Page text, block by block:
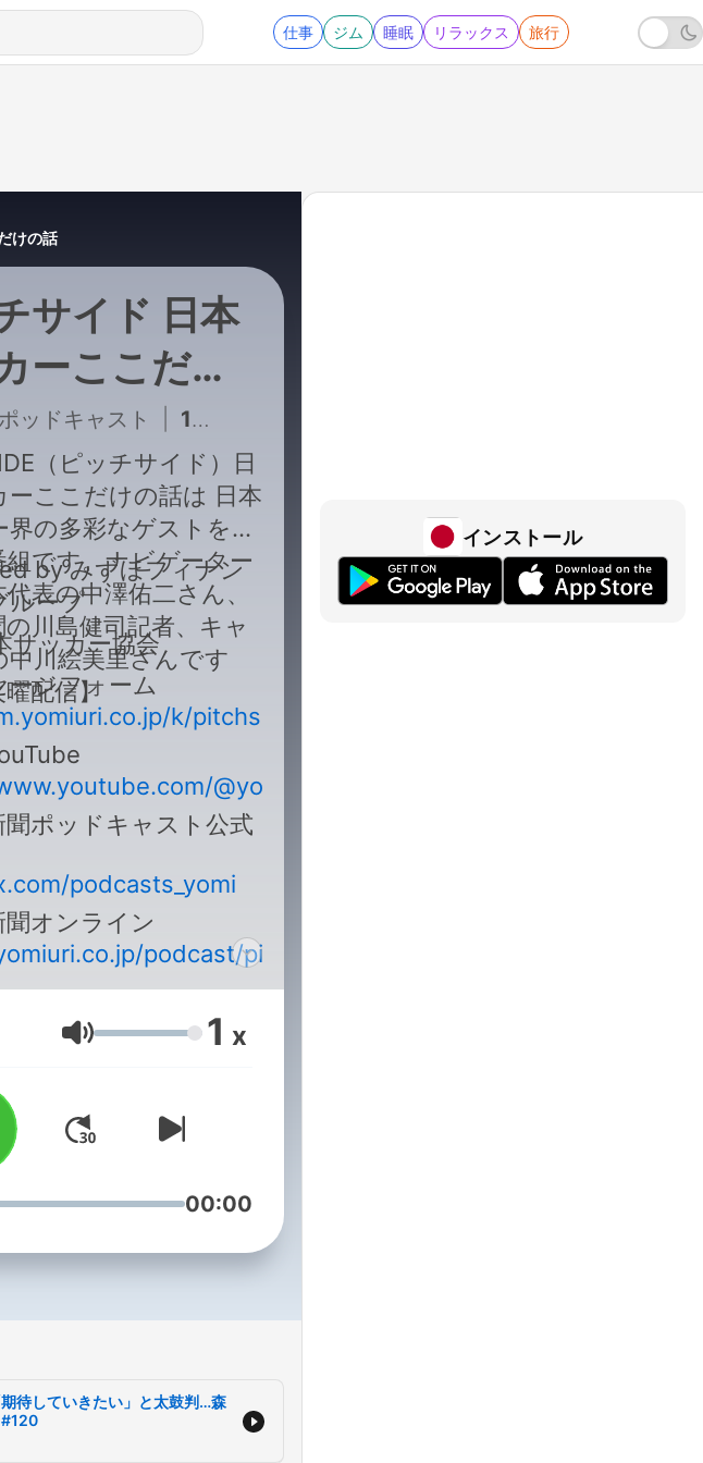
仕事 ジム 睡眠 リラックス 旅行
けの話
サイド 日本
ーここだけ
ッドキャスト 125 - 長谷川健太氏が日本代表・大岩新体制に「期待していきたい」と太鼓判…森保監督の半年延長は「スパッとね」とも｜#120
（ピッチサイド）日
ーここだけの話は 日本
界の多彩なゲストを招
組です。ナビゲーター
表の中澤佑二さん、
川島健司記者、キャ
中川絵美里さんです
曜配信】
by みずほフィナン
ループ
サッカー協会
ジフォーム
k/pitchside_form
@yomiuri_podcast
ポッドキャスト公式
podcasts_yomi
オンライン
podcast/pitchside/
音量 1 x
00:00
待していきたい」と太鼓判…森
#120
インストール